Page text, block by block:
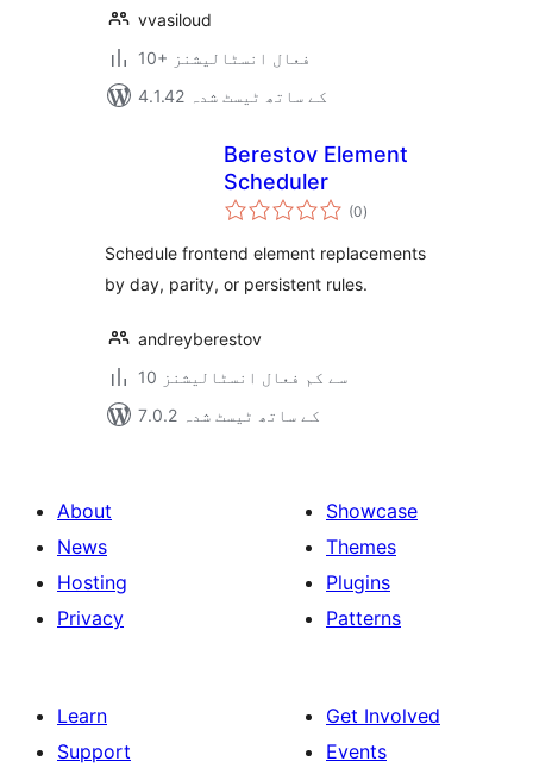
vvasiloud
10+ فعال انسٹالیشنز
4.1.42 کے ساتھ ٹیسٹ شدہ
Berestov Element
Scheduler
(0مجموعی
درجہ
)
Schedule frontend element replacements
by day, parity, or persistent rules.
andreyberestov
10 سے کم فعال انسٹالیشنز
7.0.2 کے ساتھ ٹیسٹ شدہ
About
News
Hosting
Privacy
Showcase
Themes
Plugins
Patterns
Learn
Support
Get Involved
Events